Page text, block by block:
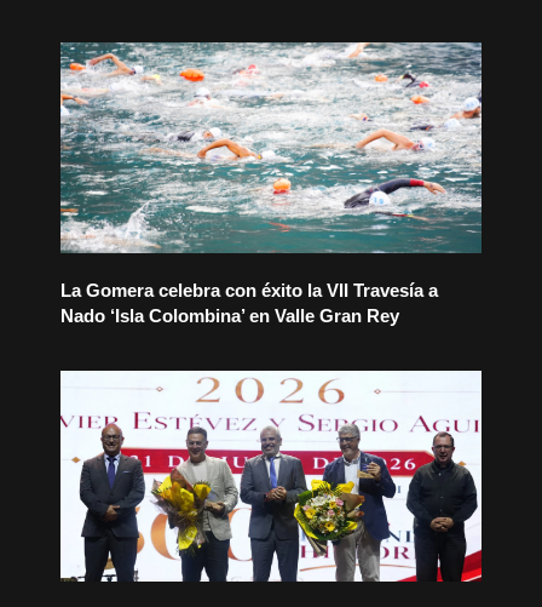
La Gomera celebra con éxito la VII Travesía a
Nado ‘Isla Colombina’ en Valle Gran Rey